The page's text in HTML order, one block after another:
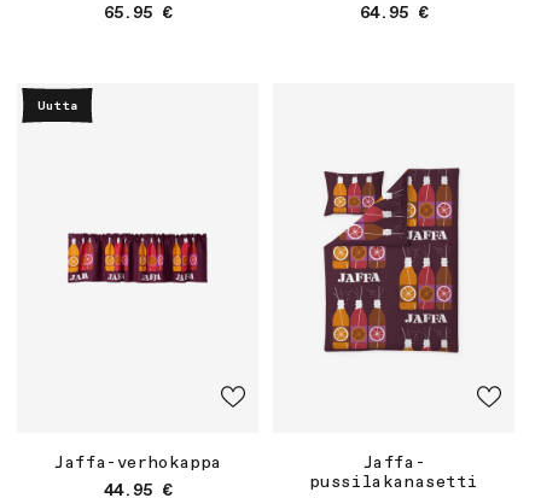
Normaalihinta
65.95 €
Normaalihinta
64.95 €
Jaffa-verhokappa
Normaalihinta
44.95 €
Uutta
Jaffa-
pussilakanasetti